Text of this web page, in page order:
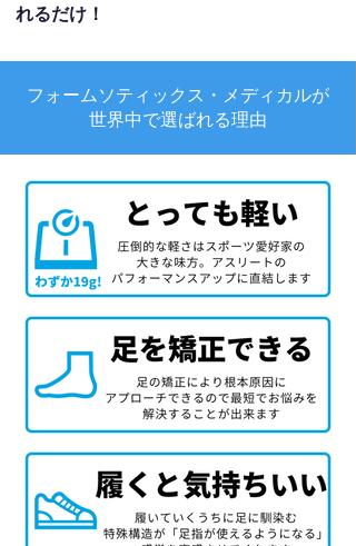
れるだけ！
フォームソティックス・メディカルが
世界中で選ばれる理由